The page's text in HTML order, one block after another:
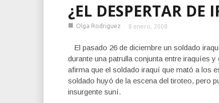
¿EL DESPERTAR DE
■ Olga Rodriguez 8 enero, 2008
El pasado 26 de diciembre un soldado
durante una patrulla conjunta entre iraquíes
afirma que el soldado iraquí que mató a los
soldado huyó de la escena del tiroteo, pero
insurgente suní.